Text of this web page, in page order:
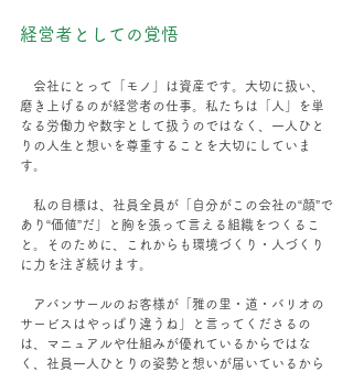
経営者としての覚悟
会社にとって「モノ」は資産です。大切に扱い、
磨き上げるのが経営者の仕事。私たちは「人」を単
なる労働力や数字として扱うのではなく、一人ひと
りの人生と想いを尊重することを大切にしていま
す。
私の目標は、社員全員が「自分がこの会社の“顔”で
あり“価値”だ」と胸を張って言える組織をつくるこ
と。そのために、これからも環境づくり・人づくり
に力を注ぎ続けます。
アバンサールのお客様が「雅の里・道・バリオの
サービスはやっぱり違うね」と言ってくださるの
は、マニュアルや仕組みが優れているからではな
く、社員一人ひとりの姿勢と想いが届いているから